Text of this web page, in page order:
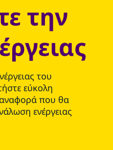
την
του
εύκολη
που θα
ενέργειας